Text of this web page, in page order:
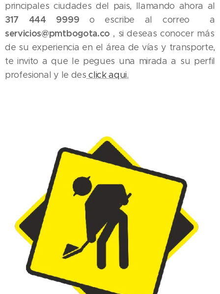
principales ciudades del pais, llamando ahora al
317 444 9999 o escribe al correo a
servicios@pmtbogota.co , si deseas conocer más
de su experiencia en el área de vías y transporte,
te invito a que le pegues una mirada a su perfil
profesional y le des click aqui.